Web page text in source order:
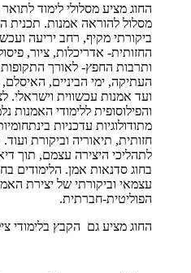
החוג מציע מסלולי לימוד
מסלול להוראה אמנות. תכנית
ביקורתי מקיף, רחב יריעה
החזותית- אדריכלות, ציור,
ותרבות החפץ- לאורך
העתיקה, ימי הביניים,
ועד אמנות עכשווית
והפילוסופית ללימודי האמנות
מתודולוגיות עדכניות
חזותית, תיאוריה וביקורת
לתהליכי היצירה עצמם, תוך
בחוג סדנאות אמן. הלימודים
עצמאי וביקורתי של יצירת
הפוליטית-חברתית.
החוג מציע גם הקבץ בלימודי